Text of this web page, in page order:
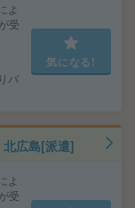
よ
受
バ
気になる!
広島[派遣]
よ
受